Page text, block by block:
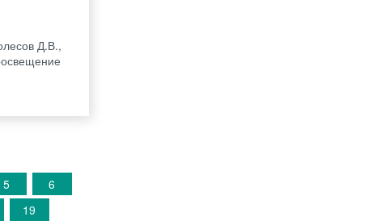
Д.В.,
5
6
19